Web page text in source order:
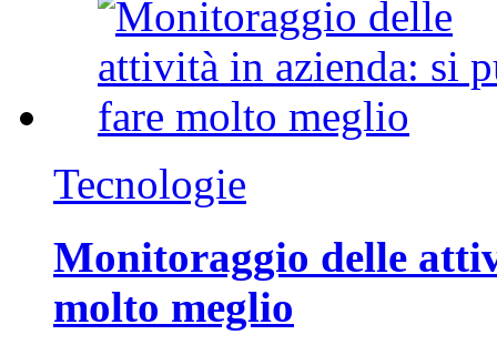
Tecnologie
Monitoraggio delle
molto meglio